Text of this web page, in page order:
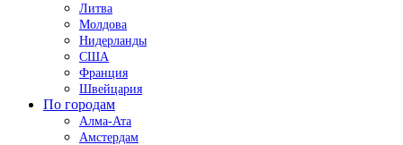
Литва
Молдова
Нидерланды
США
Франция
Швейцария
По городам
Алма-Ата
Амстердам